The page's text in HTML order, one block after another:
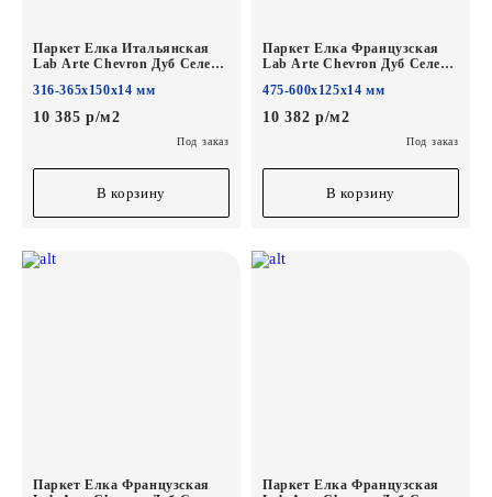
Паркет Елка Итальянская
Lab Arte Chevron Дуб Селект
365/316х150х14/3/72°
316-365х150х14 мм
10 385 р/м2
Под заказ
В корзину
Паркет Елка Французская
Lab Arte Chevron Дуб Селект
600/475х125х14/3/45°
475-600х125х14 мм
10 382 р/м2
Под заказ
В корзину
Паркет Елка Французская
Паркет Елка Французская